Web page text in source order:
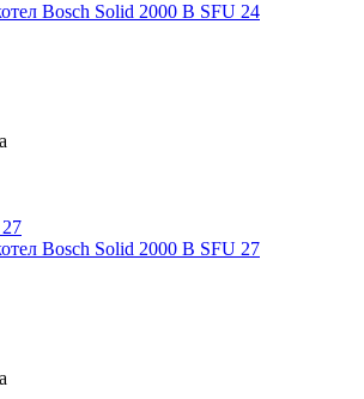
Bosch Solid 2000 B SFU 24
Bosch Solid 2000 B SFU 27